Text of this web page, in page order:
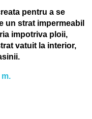
pentru a se
un strat impermeabil
impotriva ploii,
vatuit la interior,
m.